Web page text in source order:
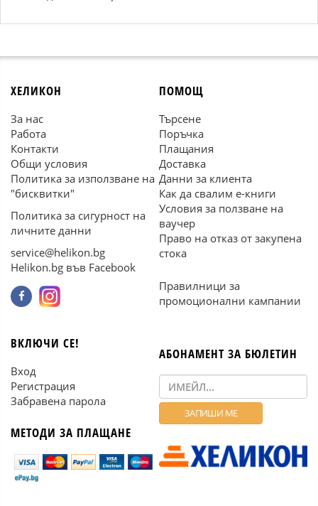
ХЕЛИКОН
За нас
Работа
Контакти
Общи условия
Политика за използване на
"бисквитки"
Политика за сигурност на
личните данни
service@helikon.bg
Helikon.bg във Facebook
ПОМОЩ
Търсене
Поръчка
Плащания
Доставка
Данни за клиента
Как да свалим е-книги
Условия за ползване на
ваучер
Право на отказ от закупена
стока
Правилници за
промоционални кампании
ВКЛЮЧИ СЕ!
Вход
Регистрация
Забравена парола
МЕТОДИ ЗА ПЛАЩАНЕ
АБОНАМЕНТ ЗА БЮЛЕТИН